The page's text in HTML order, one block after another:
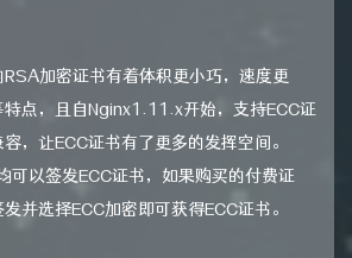
加密证书有着体积更小巧，速度更
点，且自Nginx1.11.x开始，支持ECC证
，让ECC证书有了更多的发挥空间。
可以签发ECC证书，如果购买的付费证
并选择ECC加密即可获得ECC证书。